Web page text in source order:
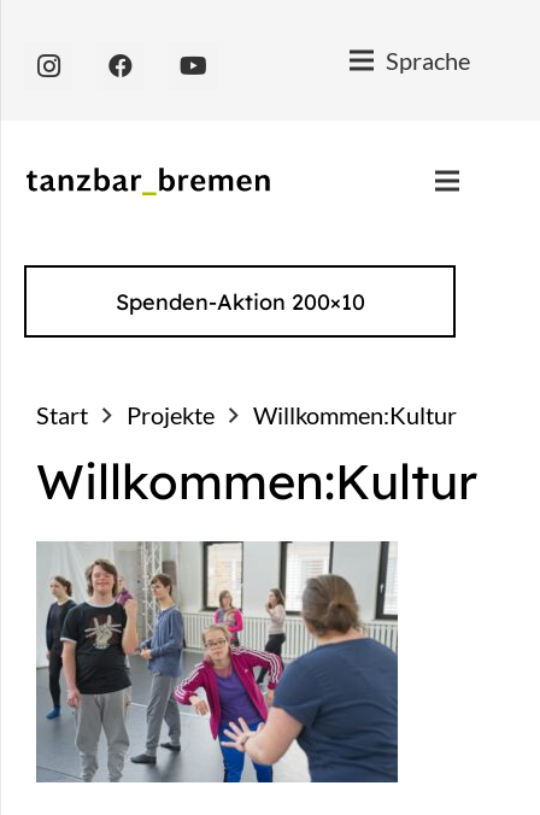
Sprache
Spenden-Aktion 200×10
Start Projekte Willkommen:Kultur
Willkommen:Kultur